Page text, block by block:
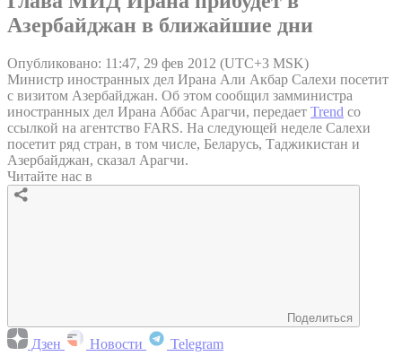
Азербайджан в ближайшие дни
Опубликовано: 11:47, 29 фев 2012 (UTC+3 MSK)
Министр иностранных дел Ирана Али Акбар Салехи посетит
с визитом Азербайджан. Об этом сообщил замминистра
иностранных дел Ирана Аббас Арагчи, передает Trend со
ссылкой на агентство FARS. На следующей неделе Салехи
посетит ряд стран, в том числе, Беларусь, Таджикистан и
Азербайджан, сказал Арагчи.
Читайте нас в
Поделиться
Дзен Новости Telegram